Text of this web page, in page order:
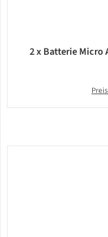
2 x Batterie Micro